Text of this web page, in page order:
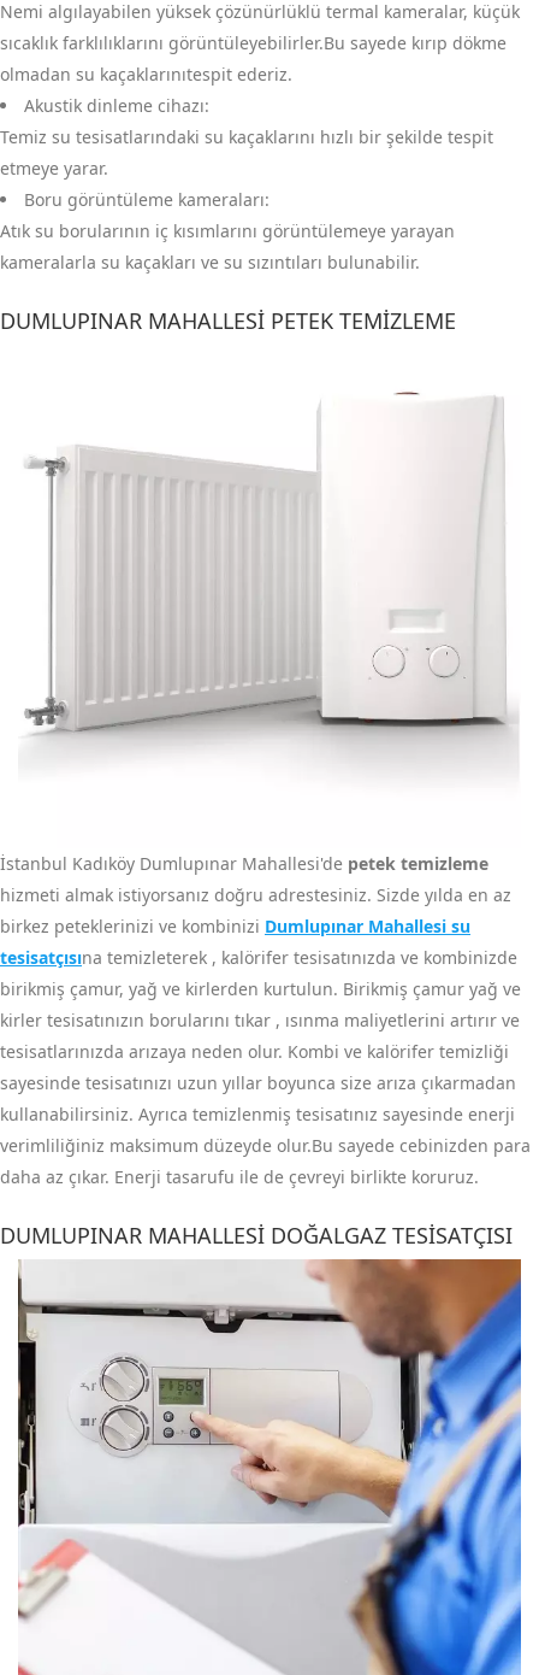
Nemi algılayabilen yüksek çözünürlüklü termal kameralar, küçük
sıcaklık farklılıklarını görüntüleyebilirler.Bu sayede kırıp dökme
olmadan su kaçaklarınıtespit ederiz.
Akustik dinleme cihazı:
Temiz su tesisatlarındaki su kaçaklarını hızlı bir şekilde tespit
etmeye yarar.
Boru görüntüleme kameraları:
Atık su borularının iç kısımlarını görüntülemeye yarayan
kameralarla su kaçakları ve su sızıntıları bulunabilir.
DUMLUPINAR MAHALLESI PETEK TEMIZLEME
İstanbul Kadıköy Dumlupınar Mahallesi'de petek temizleme
hizmeti almak istiyorsanız doğru adrestesiniz. Sizde yılda en az
birkez peteklerinizi ve kombinizi Dumlupınar Mahallesi su
tesisatçısına temizleterek , kalörifer tesisatınızda ve kombinizde
birikmiş çamur, yağ ve kirlerden kurtulun. Birikmiş çamur yağ ve
kirler tesisatınızın borularını tıkar , ısınma maliyetlerini artırır ve
tesisatlarınızda arızaya neden olur. Kombi ve kalörifer temizliği
sayesinde tesisatınızı uzun yıllar boyunca size arıza çıkarmadan
kullanabilirsiniz. Ayrıca temizlenmiş tesisatınız sayesinde enerji
verimliliğiniz maksimum düzeyde olur.Bu sayede cebinizden para
daha az çıkar. Enerji tasarufu ile de çevreyi birlikte koruruz.
DUMLUPINAR MAHALLESI DOĞALGAZ TESISATÇISI